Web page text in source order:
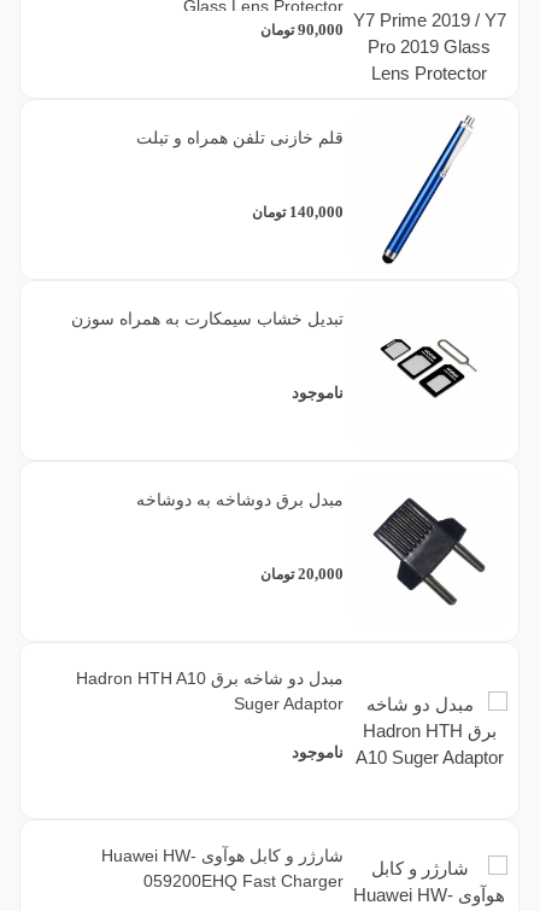
Glass Lens Protector
90,000 تومان
قلم خازنی تلفن همراه و تبلت
140,000 تومان
تبدیل خشاب سیمکارت به همراه سوزن
ناموجود
مبدل برق دوشاخه به دوشاخه
20,000 تومان
مبدل دو شاخه برق Hadron HTH A10
Suger Adaptor
ناموجود
شارژر و کابل هوآوی Huawei HW-
059200EHQ Fast Charger